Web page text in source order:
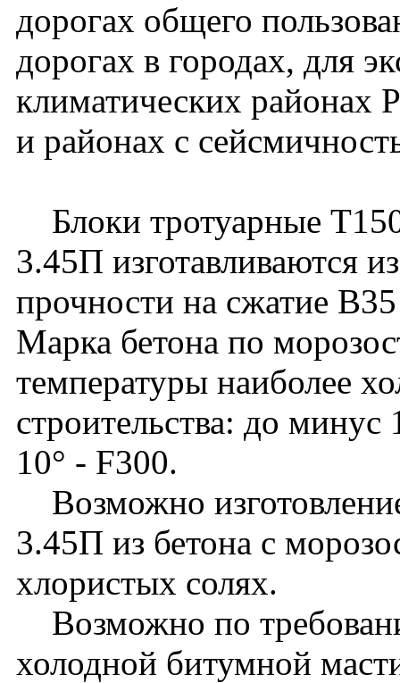
дорогах общего
дорогах в городах, для
климатических районах
и районах с
Блоки тротуарные
3.45П изготавливаются
прочности на сжатие
Марка бетона по
температуры наиболее
строительства: до
10° - F300.
Возможно
3.45П из бетона с
хлористых солях.
Возможно по
холодной битумной